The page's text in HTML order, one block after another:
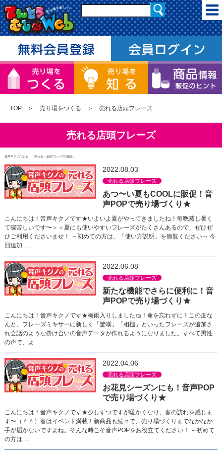
TOP ＞ 売り場をつくる ＞ 売れる店頭フレーズ
売れる店頭フレーズ
音声キクノによる、「売れる」店頭フレーズの紹介。
2022.08.03
売れる店頭フレーズ
あつ〜い夏もCOOLに販促！音
声POPで売り場づくり★
こんにちは！音声キクノです★いよいよ夏がやってきましたね！毎晩蒸し暑く
て寝苦しいです〜＞＜夏にも使いやすいフレーズがたくさんあるので、ぜひぜ
ひご利用くださいませ！ ～初めての方は、「使い方説明」を御覧ください～ 今
回追加 …
2022.06.08
売れる店頭フレーズ
新たな機能でさらに便利に！音
声POPで売り場づくり★
こんにちは！音声キクノです★梅雨入りしましたね！傘を忘れずに！この度な
んと、フレーズミキサーに新しく「驚嘆」「相槌」といったフレーズが追加さ
れ会話のような掛け合いの音声データが作れるようになりました。すべて男性
の声で、よ …
2022.04.06
売れる店頭フレーズ
お花見シーズンにも！音声POP
で売り場づくり★
こんにちは！音声キクノです★少しずつですが暖かくなり、春の訪れを感じま
す〜（＾＾）春はイベント満載！新商品も続々で、売り場づくりまでなかなか
手が届かないですよね。そんな時こそ音声POPをお役立てください！ ～初めて
の方は …